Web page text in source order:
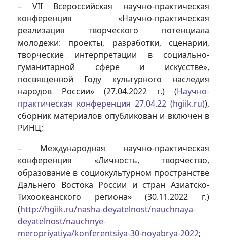
– VII Всероссийская научно-практическая
конференция «Научно-практическая
реализация творческого потенциала
молодежи: проекты, разработки, сценарии,
творческие интерпретации в социально-
гуманитарной сфере и искусстве»,
посвященной Году культурного наследия
народов России» (27.04.2022 г.) (Научно-
практическая конференция 27.04.22 (hgiik.ru)),
сборник материалов опубликован и включен в
РИНЦ;
– Международная научно-практическая
конференция «Личность, творчество,
образование в социокультурном пространстве
Дальнего Востока России и стран Азиатско-
Тихоокеанского региона» (30.11.2022 г.)
(http://hgiik.ru/nasha-deyatelnost/nauchnaya-
deyatelnost/nauchnye-
meropriyatiya/konferentsiya-30-noyabrya-2022;